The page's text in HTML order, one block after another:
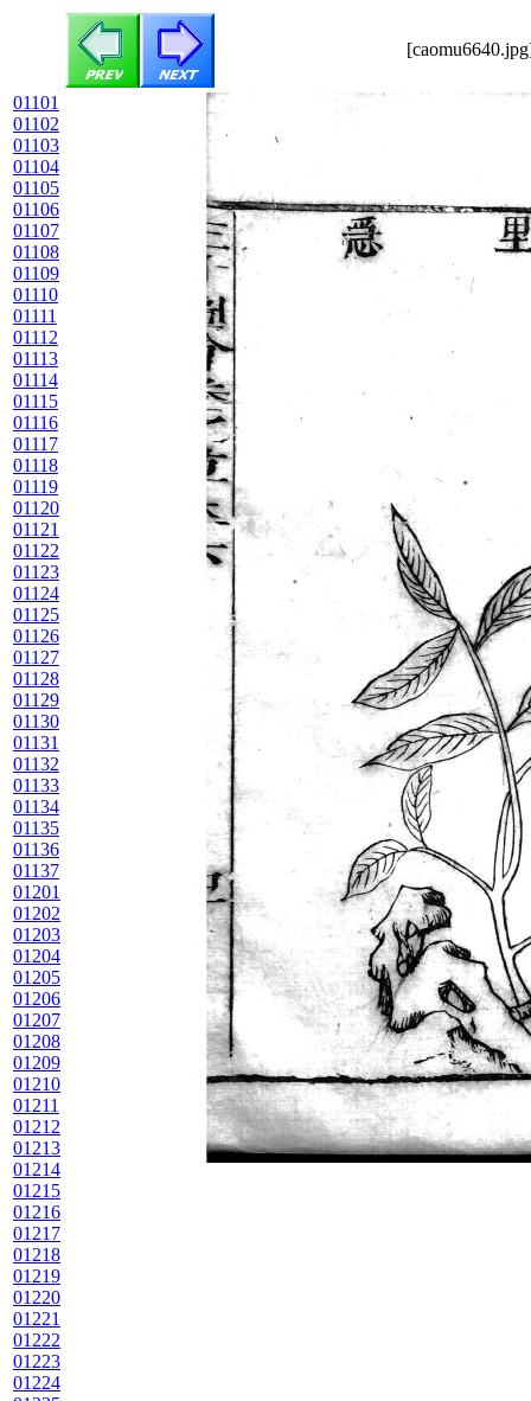
01101
01102
01103
01104
01105
01106
01107
01108
01109
01110
01111
01112
01113
01114
01115
01116
01117
01118
01119
01120
01121
01122
01123
01124
01125
01126
01127
01128
01129
01130
01131
01132
01133
01134
01135
01136
01137
01201
01202
01203
01204
01205
01206
01207
01208
01209
01210
01211
01212
01213
01214
01215
01216
01217
01218
01219
01220
01221
01222
01223
01224